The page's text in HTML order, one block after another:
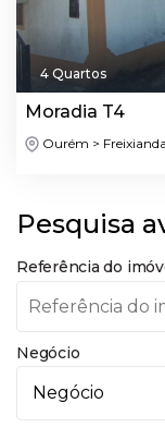
4 Quartos
Moradia T4
Ourém >
Pesquisa
Referência do
Negócio